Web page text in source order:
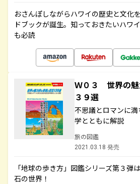
おさんぽしながらハワイの歴史と文化
ドブックが誕生。知っておきたいハワ
も必読
Ｗ０３ 世界の魅
３９選
不思議とロマンに
学とともに解説
旅の図鑑
2021.03.18 発売
「地球の歩き方」図鑑シリーズ第３弾
石の世界！